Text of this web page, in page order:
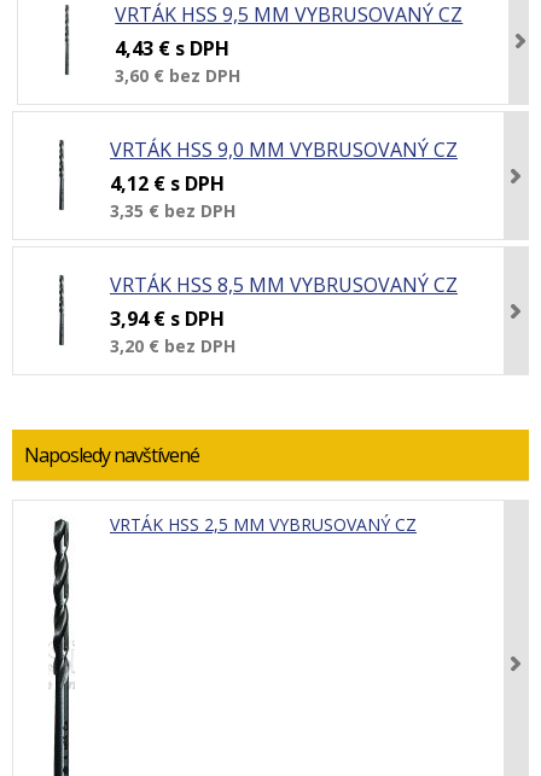
VRTÁK HSS 9,5 MM VYBRUSOVANÝ CZ
4,43 € s DPH
3,60 € bez DPH
VRTÁK HSS 9,0 MM VYBRUSOVANÝ CZ
4,12 € s DPH
3,35 € bez DPH
VRTÁK HSS 8,5 MM VYBRUSOVANÝ CZ
3,94 € s DPH
3,20 € bez DPH
Naposledy navštívené
VRTÁK HSS 2,5 MM VYBRUSOVANÝ CZ